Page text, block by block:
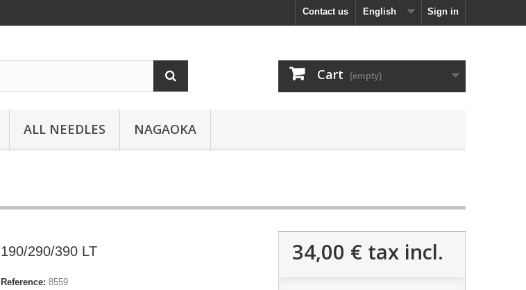
Sign in
English
Contact us
Cart (empty)
ALL NEEDLES NAGAOKA
190/290/390 LT
Reference: 8559
34,00 € tax incl.